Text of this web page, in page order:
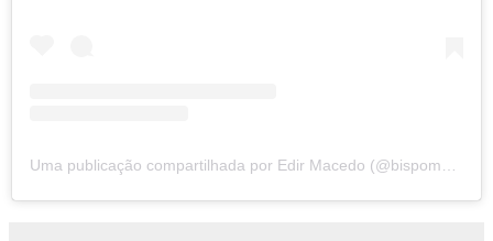
Uma publicação compartilhada por Edir Macedo (@bispomacedo)